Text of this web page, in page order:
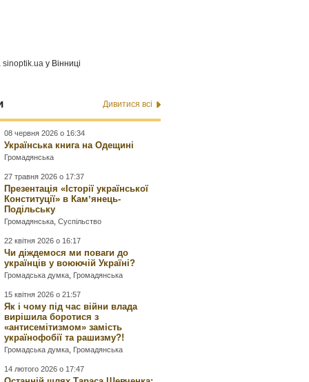
sinoptik.ua у Вінниці
Дивитися всі
08 червня 2026 о 16:34
Українська книга на Одещині
Громадянська
27 травня 2026 о 17:37
Презентація «Історії української
Конституції» в Камʼянець-
Подільську
Громадянська ,Суспільство
22 квітня 2026 о 16:17
Чи діждемося ми поваги до
українців у воюючій Україні?
Громадська думка Громадянська
15 квітня 2026 о 21:57
Як і чому під час війни влада
вирішила боротися з
«антисемітизмом» замість
українофобії та рашизму?!
Громадська думка Громадянська
14 лютого 2026 о 17:47